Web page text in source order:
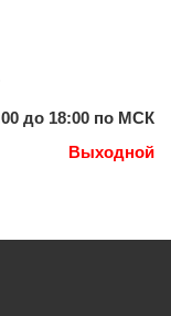
до 18:00 по МСК
Выходной